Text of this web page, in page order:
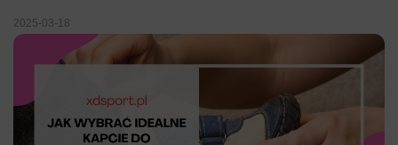
2025-03-18